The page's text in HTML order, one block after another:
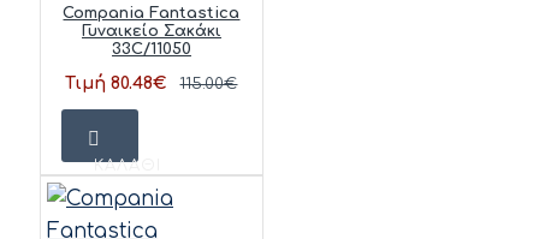
Compania Fantastica
Γυναικείο Σακάκι
33C/11050
Τιμή 80.48€ 115.00€
ΚΑΛΆΘΙ